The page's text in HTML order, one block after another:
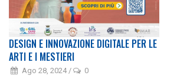
DESIGN E INNOVAZIONE DIGITALE PER LE
ARTI E I MESTIERI
Ago 28, 2024 / 0